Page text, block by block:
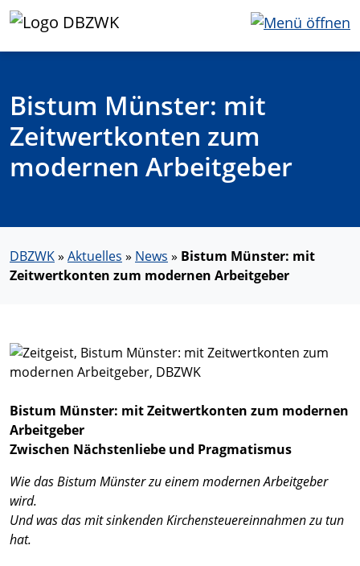
Bistum Münster: mit
Zeitwertkonten zum
modernen Arbeitgeber
DBZWK» Aktuelles » News » Bistum Münster: mit
Zeitwertkonten zum modernen Arbeitgeber
Bistum Münster: mit Zeitwertkonten zum modernen
Arbeitgeber
Zwischen Nächstenliebe und Pragmatismus
Wie das Bistum Münster zu einem modernen Arbeitgeber
wird.
Und was das mit sinkenden Kirchensteuereinnahmen zu tun
hat.